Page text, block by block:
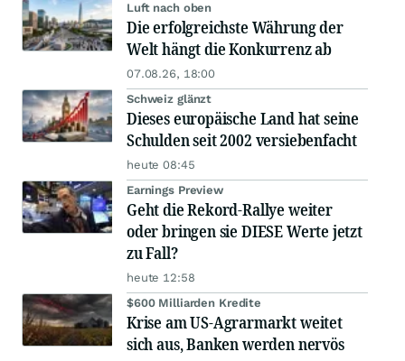
Luft nach oben
Die erfolgreichste Währung der
Welt hängt die Konkurrenz ab
07.08.26, 18:00
Schweiz glänzt
Dieses europäische Land hat seine
Schulden seit 2002 versiebenfacht
heute 08:45
Earnings Preview
Geht die Rekord-Rallye weiter
oder bringen sie DIESE Werte jetzt
zu Fall?
heute 12:58
$600 Milliarden Kredite
Krise am US-Agrarmarkt weitet
sich aus, Banken werden nervös